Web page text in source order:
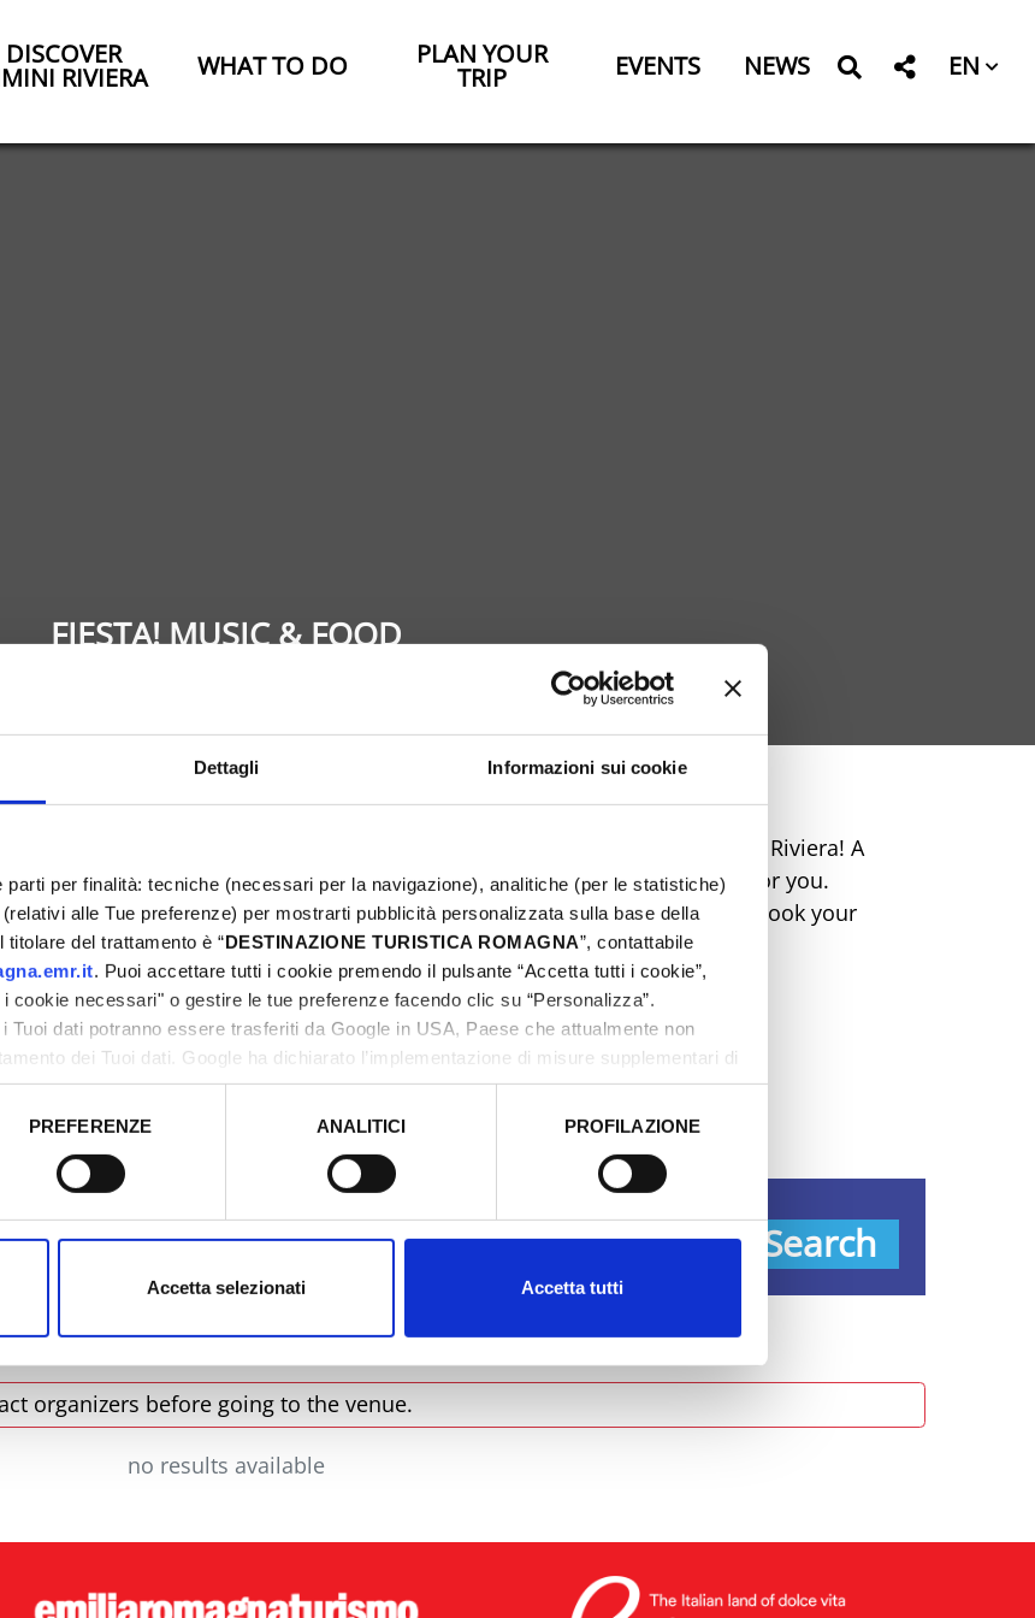
Dettagli Informazioni sui cookie
per finalità: tecniche (necessari per la navigazione), analitiche (per le statistiche)
alle Tue preferenze) per mostrarti pubblicità personalizzata sulla base della
del trattamento è “DESTINAZIONE TURISTICA ROMAGNA”, contattabile
. Puoi accettare tutti i cookie premendo il pulsante “Accetta tutti i cookie”,
cookie necessari" o gestire le tue preferenze facendo clic su “Personalizza”.
Tuoi dati potranno essere trasferiti da Google in USA, Paese che attualmente non
dei Tuoi dati. Google ha dichiarato l’implementazione di misure supplementari di
abbiamo valutato essere sufficienti.
PREFERENZE ANALITICI PROFILAZIONE
Accetta selezionati Accetta tutti
DISCOVER
RIVIERA WHAT TO DO PLAN YOUR
TRIP EVENTS NEWS EN
FIESTA! MUSIC & FOOD
Don't miss the chance to experience an unforgettable Easter on the Rimini Riviera! A
weekend full of events, sports, street food, music and markets is waiting for you.
Discover all the proposals and get ready to experience unique emotions. Book your
dream Easter now!
City
Search
organizers before going to the venue.
no results available